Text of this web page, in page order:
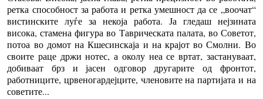
ретка способност за работа и ретка умешност да се „воочат“
вистинските луѓе за некоја работа. Ја гледаш нејзината
висока, стамена фигура во Таврическата палата, во Советот,
потоа во домот на Кшесинскаја и на крајот во Смолни. Во
своите раце држи нотес, а околу неа се вртат, застануваат,
добиваат брз и јасен одговор другарите од фронтот,
работниците, црвеногардејците, членовите на партијата и на
советите...